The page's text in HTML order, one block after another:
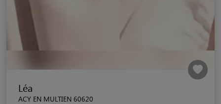
Léa
ACY EN MULTIEN 60620